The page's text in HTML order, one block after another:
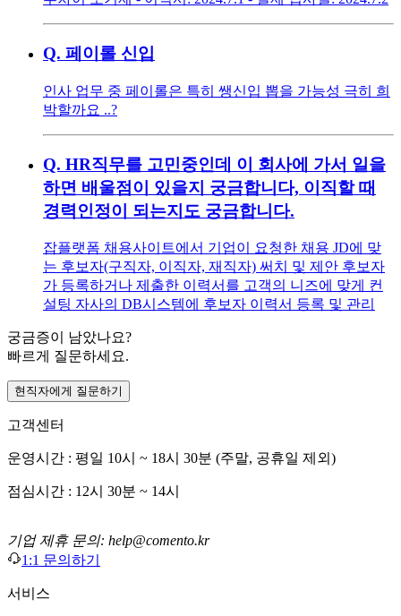
Q. 페이롤 신입
인사 업무 중 페이롤은 특히 쌩신입 뽑을 가능성 극히 희
박할까요 ..?
Q. HR직무를 고민중인데 이 회사에 가서 일을
하면 배울점이 있을지 궁금합니다, 이직할 때
경력인정이 되는지도 궁금합니다.
잡플랫폼 채용사이트에서 기업이 요청한 채용 JD에 맞
는 후보자(구직자, 이직자, 재직자) 써치 및 제안 후보자
가 등록하거나 제출한 이력서를 고객의 니즈에 맞게 컨
설팅 자사의 DB시스템에 후보자 이력서 등록 및 관리
궁금증이 남았나요?
빠르게 질문하세요.
현직자에게 질문하기
고객센터
운영시간 : 평일 10시 ~ 18시 30분 (주말, 공휴일 제외)
점심시간 : 12시 30분 ~ 14시
기업 제휴 문의: help@comento.kr
1:1 문의하기
서비스